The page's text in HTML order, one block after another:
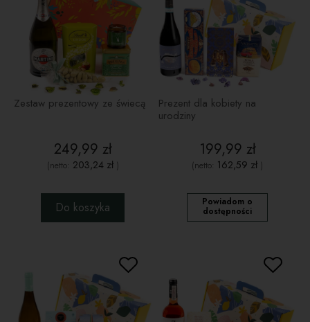
Zestaw prezentowy ze świecą
249,99 zł
(netto: 203,24 zł)
Do koszyka
Prezent dla kobiety na
urodziny
199,99 zł
(netto: 162,59 zł )
Powiadom o
dostępności